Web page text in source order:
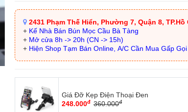
2431 Phạm Thế Hiển, Phường 7, Quận 8, TP.Hồ
+ Kế Nhà Bán Bún Mọc Cầu Bà Tàng
+ Mở cửa 8h -> 20h (CN -> 15h)
+ Hiện Shop Tạm Bán Online, A/C Cần Mua Gấp
Giá Đỡ Kẹp Điện Thoại Đen
248.000đ 360.000đ